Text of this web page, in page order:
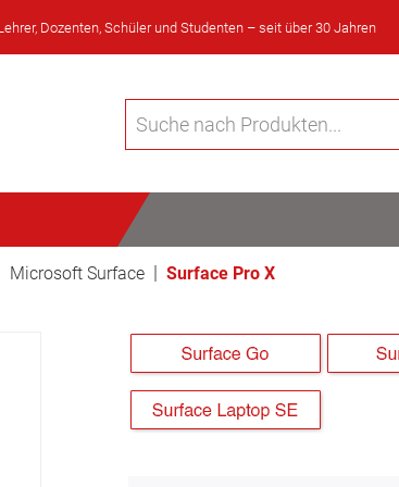
Dozenten, Schüler und Studenten – seit über 30 Jahren
Microsoft Surface | Surface Pro X